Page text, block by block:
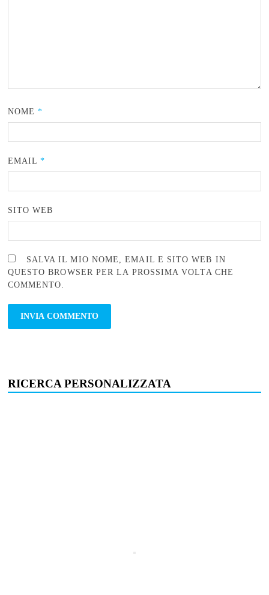
NOME*
EMAIL*
SITO WEB
SALVA IL MIO NOME, EMAIL E SITO WEB IN
QUESTO BROWSER PER LA PROSSIMA VOLTA CHE
COMMENTO.
RICERCA PERSONALIZZATA